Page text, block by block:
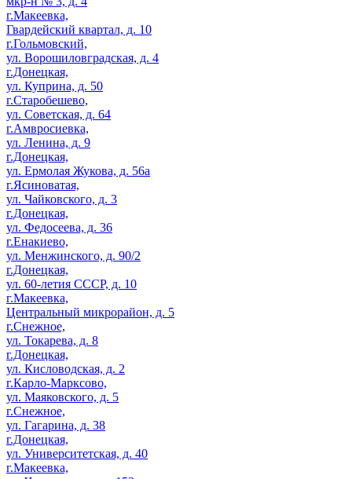
г.Макеевка,
Гвардейский квартал, д. 10
г.Гольмовский,
ул. Ворошиловградская, д. 4
г.Донецкая,
ул. Куприна, д. 50
г.Старобешево,
ул. Советская, д. 64
г.Амвросиевка,
ул. Ленина, д. 9
г.Донецкая,
ул. Ермолая Жукова, д. 56а
г.Ясиноватая,
ул. Чайковского, д. 3
г.Донецкая,
ул. Федосеева, д. 36
г.Енакиево,
ул. Менжинского, д. 90/2
г.Донецкая,
ул. 60-летия СССР, д. 10
г.Макеевка,
Центральный микрорайон, д. 5
г.Снежное,
ул. Токарева, д. 8
г.Донецкая,
ул. Кисловодская, д. 2
г.Карло-Марксово,
ул. Маяковского, д. 5
г.Снежное,
ул. Гагарина, д. 38
г.Донецкая,
ул. Университетская, д. 40
г.Макеевка,